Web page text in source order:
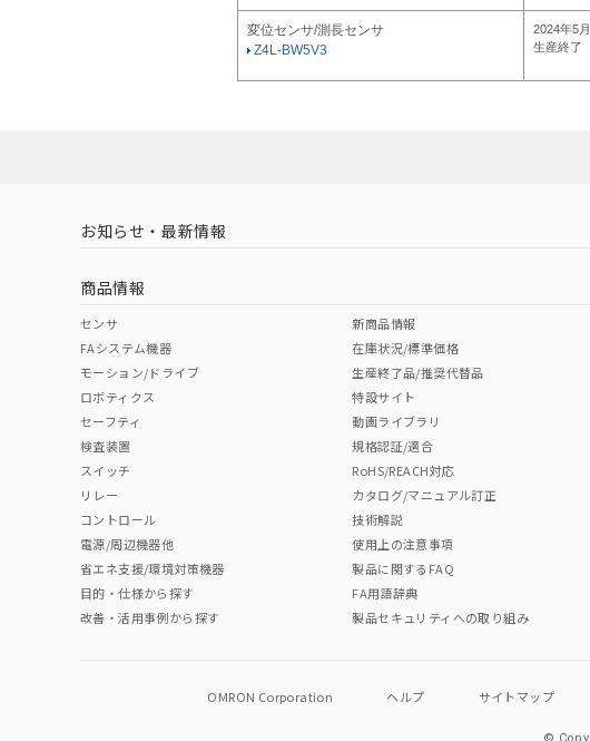
変位センサ/測長センサ
Z4L-BW5V3
2024年5月
生産終了
お知らせ・最新情報
商品情報
センサ
FAシステム機器
モーション/ドライブ
ロボティクス
セーフティ
検査装置
スイッチ
リレー
コントロール
電源/周辺機器他
省エネ支援/環境対策機器
目的・仕様から探す
改善・活用事例から探す
新商品情報
在庫状況/標準価格
生産終了品/推奨代替品
特設サイト
動画ライブラリ
規格認証/適合
RoHS/REACH対応
カタログ/マニュアル訂正
技術解説
使用上の注意事項
製品に関するFAQ
FA用語辞典
製品セキュリティへの取り組み
OMRON Corporation ヘルプ サイトマップ
©